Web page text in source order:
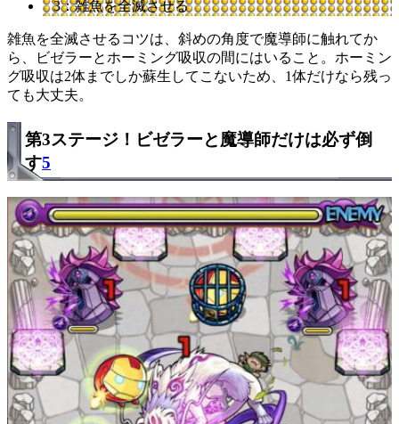
3：雑魚を全滅させる
雑魚を全滅させるコツは、斜めの角度で魔導師に触れてか
ら、ビゼラーとホーミング吸収の間にはいること。ホーミン
グ吸収は2体までしか蘇生してこないため、1体だけなら残っ
ても大丈夫。
第3ステージ！ビゼラーと魔導師だけは必ず倒
す5